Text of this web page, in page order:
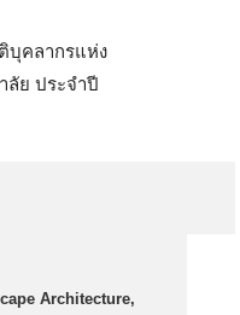
บุคลากรแห่ง
ลัย ประจำปี
Architecture,